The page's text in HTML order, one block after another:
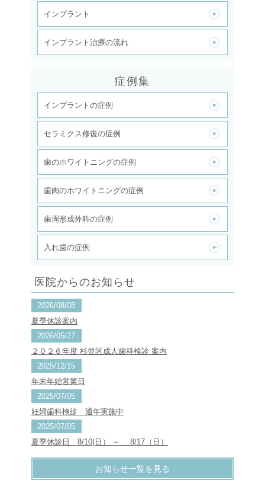
インプラント
インプラント治療の流れ
症例集
インプラントの症例
セラミクス修復の症例
歯のホワイトニングの症例
歯肉のホワイトニングの症例
歯周形成外科の症例
入れ歯の症例
医院からのお知らせ
2026/08/08
夏季休診案内
2026/05/27
２０２６年度 杉並区成人歯科検診 案内
2025/12/15
年末年始営業日
2025/07/05
妊婦歯科検診 通年実施中
2025/07/05
夏季休診日 8/10(日） ～ 8/17（日）
お知らせ一覧を見る